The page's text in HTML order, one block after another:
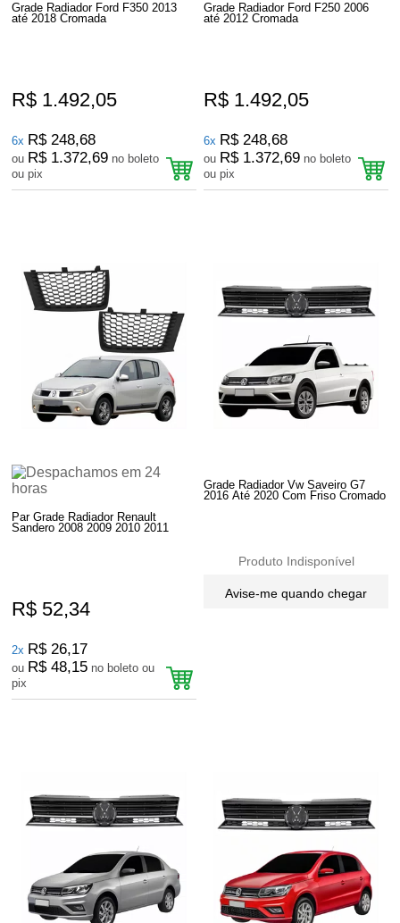
Grade Radiador Ford F350 2013
até 2018 Cromada
R$ 1.492,05
6x R$ 248,68
ou R$ 1.372,69 no boleto
ou pix
Grade Radiador Ford F250 2006
até 2012 Cromada
R$ 1.492,05
6x R$ 248,68
ou R$ 1.372,69 no boleto
ou pix
Par Grade Radiador Renault
Sandero 2008 2009 2010 2011
R$ 52,34
2x R$ 26,17
ou R$ 48,15 no boleto ou
pix
Grade Radiador Vw Saveiro G7
2016 Até 2020 Com Friso Cromado
Produto Indisponível
Avise-me quando chegar